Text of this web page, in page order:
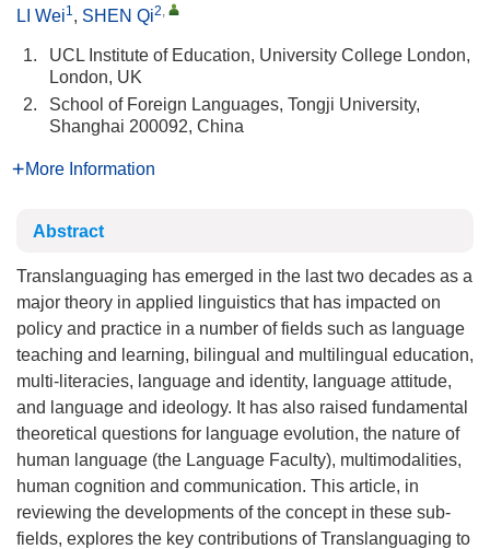
LI Wei1, SHEN Qi2,
1.
UCL Institute of Education, University College London,
London, UK
2.
School of Foreign Languages, Tongji University,
Shanghai 200092, China
More Information
Abstract
Translanguaging has emerged in the last two decades as a
major theory in applied linguistics that has impacted on
policy and practice in a number of fields such as language
teaching and learning, bilingual and multilingual education,
multi-literacies, language and identity, language attitude,
and language and ideology. It has also raised fundamental
theoretical questions for language evolution, the nature of
human language (the Language Faculty), multimodalities,
human cognition and communication. This article, in
reviewing the developments of the concept in these sub-
fields, explores the key contributions of Translanguaging to